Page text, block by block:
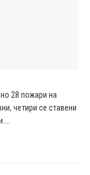
28 пожари на
четири се ставени